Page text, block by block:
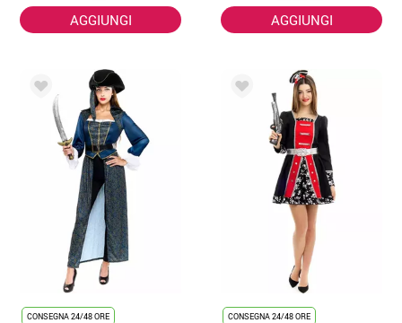
AGGIUNGI AGGIUNGI
CONSEGNA 24/48 ORE CONSEGNA 24/48 ORE